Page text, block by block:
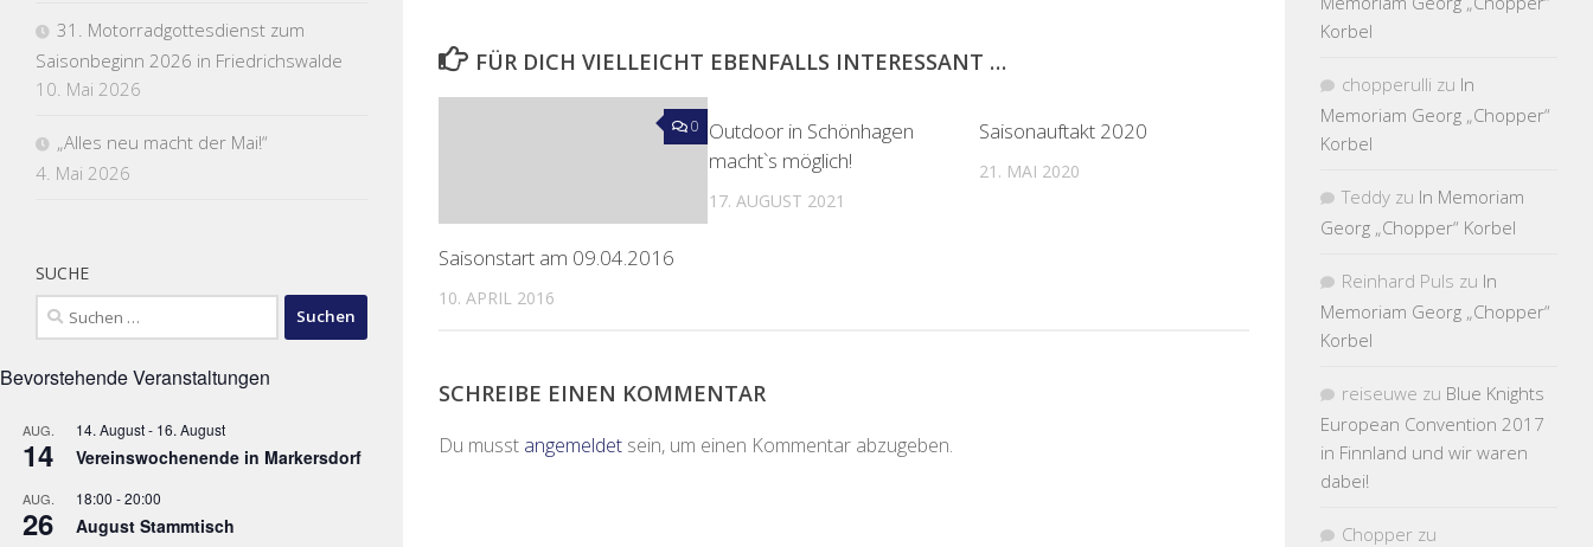
FÜR DICH VIELLEICHT EBENFALLS INTERESSANT …
0
Saisonstart am 09.04.2016
10. APRIL 2016
Outdoor in Schönhagen
macht`s möglich!
17. AUGUST 2021
Saisonauftakt 2020
21. MAI 2020
SCHREIBE EINEN KOMMENTAR
Du musst angemeldet sein, um einen Kommentar abzugeben.
31. Motorradgottesdienst zum
Saisonbeginn 2026 in Friedrichswalde
10. Mai 2026
„Alles neu macht der Mai!“
4. Mai 2026
SUCHE
Suchen
nach:
Bevorstehende Veranstaltungen
AUG.
14
14. August- 16. August
Vereinswochenende in Markersdorf
AUG.
26
18:00 -20:00
August Stammtisch
Korbel
chopperulli zu In
Memoriam Georg „Chopper“
Korbel
Teddy zu In Memoriam
Georg „Chopper“ Korbel
Reinhard Puls zu In
Memoriam Georg „Chopper“
Korbel
reiseuwe zu Blue Knights
European Convention 2017
in Finnland und wir waren
dabei!
Chopper zu